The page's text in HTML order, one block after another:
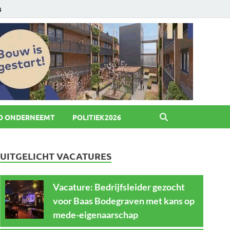
ONDERNEEMT POLITIEK2026
UITGELICHT VACATURES
Vacature: Bedrijfsleider gezocht
voor Baas Bodegraven met kans op
mede-eigenaarschap